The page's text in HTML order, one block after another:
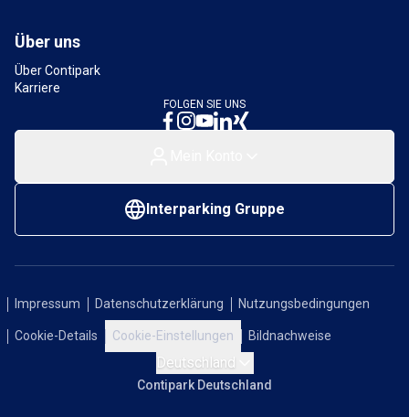
Über uns
Über Contipark
Karriere
FOLGEN SIE UNS
Interparking Gruppe
Impressum Datenschutzerklärung Nutzungsbedingungen
Cookie-Details Cookie-Einstellungen Bildnachweise
Deutschland
Contipark Deutschland